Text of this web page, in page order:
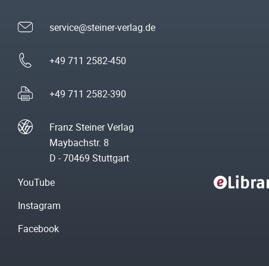
service@steiner-verlag.de
+49 711 2582-450
+49 711 2582-390
Franz Steiner Verlag
Maybachstr. 8
D - 70469 Stuttgart
YouTube
Instagram
Facebook